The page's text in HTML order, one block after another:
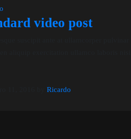
video post
Ricardo